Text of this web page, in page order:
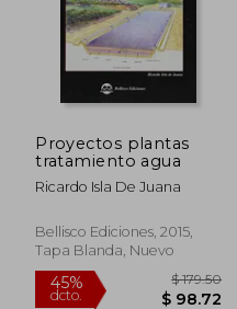
45%
dcto. $ 180.74
Proyectos plantas
tratamiento agua
Ricardo Isla De Juana
Bellisco Ediciones, 2015,
Tapa Blanda, Nuevo